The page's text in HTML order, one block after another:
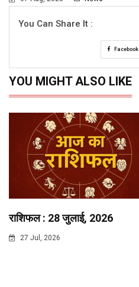
You Can Share It :
Facebook
YOU MIGHT ALSO LIKE
राशिफल : 28 जुलाई, 2026
27 Jul, 2026